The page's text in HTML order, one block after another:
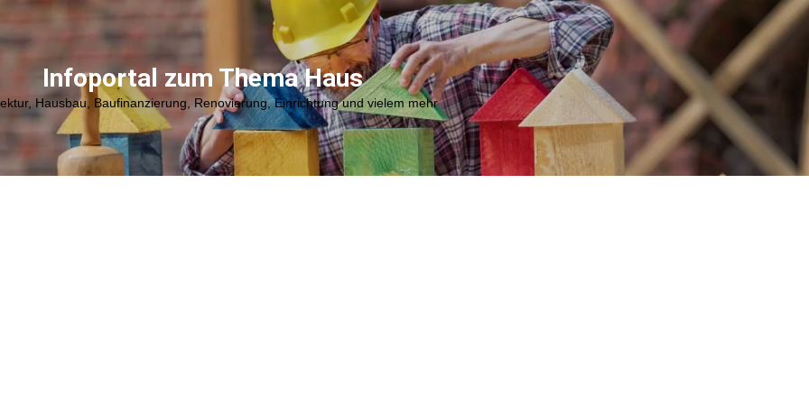
Infoportal zum Thema Haus
Hausbau, Baufinanzierung, Renovierung, Einrichtung und vielem mehr